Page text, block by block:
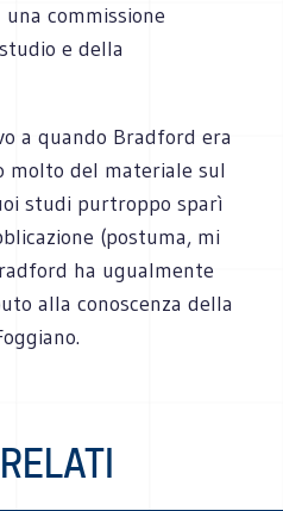
commissione
e della
a quando Bradford era
molto del materiale sul
studi purtroppo sparì
(postuma, mi
ha ugualmente
alla conoscenza della